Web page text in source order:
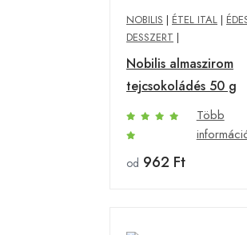
NOBILIS | ÉTEL ITAL |
DESSZERT |
Nobilis almaszirom
tejcsokoládés 50 g
Több
od 962 Ft